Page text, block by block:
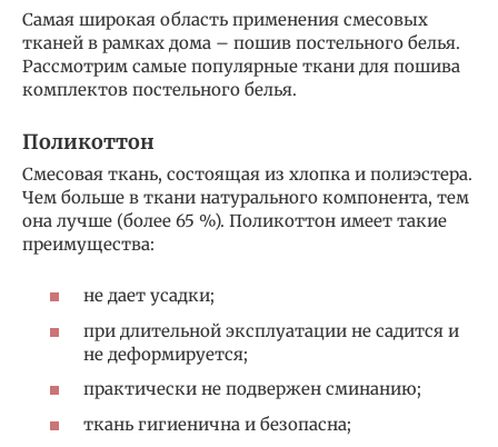
Самая широкая область применения смесовых
тканей в рамках дома – пошив постельного белья.
Рассмотрим самые популярные ткани для пошива
комплектов постельного белья.
Поликоттон
Смесовая ткань, состоящая из хлопка и полиэстера.
Чем больше в ткани натурального компонента, тем
она лучше (более 65 %). Поликоттон имеет такие
преимущества:
не дает усадки;
при длительной эксплуатации не садится и
не деформируется;
практически не подвержен сминанию;
ткань гигиенична и безопасна;